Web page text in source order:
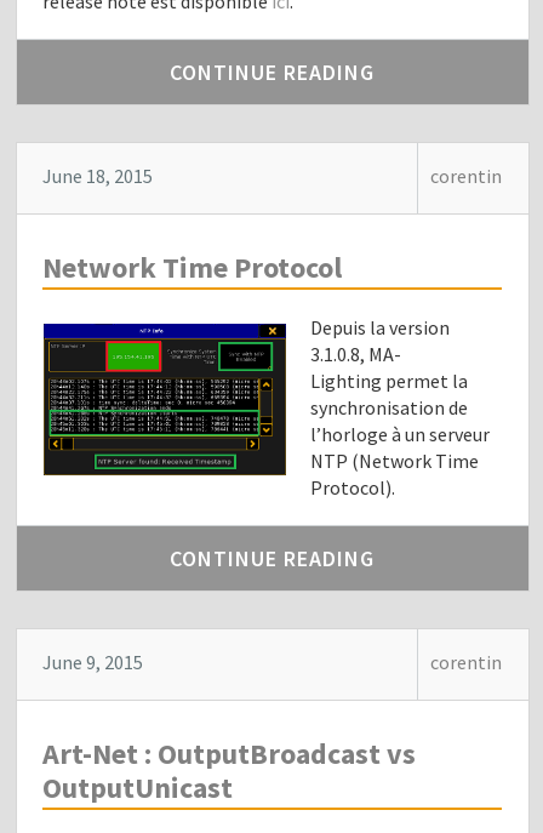
CONTINUE READING
June 18, 2015 corentin
Network Time Protocol
Depuis la version
3.1.0.8, MA-
Lighting permet la
synchronisation de
l’horloge à un serveur
NTP (Network Time
Protocol).
CONTINUE READING
June 9, 2015 corentin
Art-Net : OutputBroadcast vs
OutputUnicast